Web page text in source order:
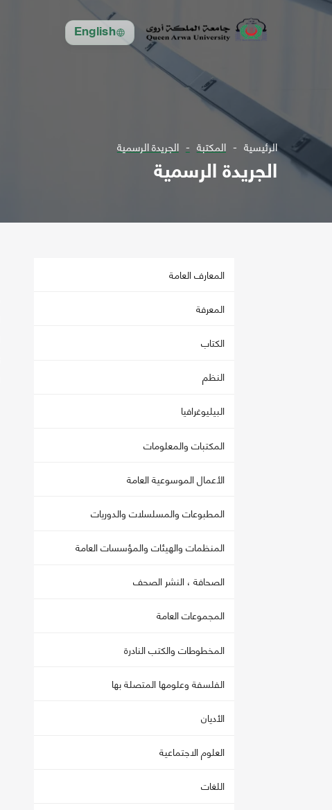
English
الرئيسية المكتبة الجريدة الرسمية
الجريدة الرسمية
المعارف العامة
المعرفة
الكتاب
النظم
البيليوغرافيا
المكتبات والمعلومات
الأعمال الموسوعية العامة
المطبوعات والمسلسلات والدوريات
المنظمات والهيئات والمؤسسات العامة
الصحافة ، النشر الصحف
المجموعات العامة
المخطوطات والكتب النادرة
الفلسفة وعلومها المتصلة بها
الأديان
العلوم الاجتماعية
اللغات